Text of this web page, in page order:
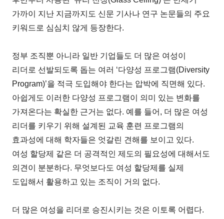
가까이 지난 지금까지도 신문 기사나 연구 논문들의 주요
키워드로 심심치 않게 등장한다.
정부 조직뿐 아니라 일반 기업들도 더 많은 여성이
리더로 선발되도록 돕는 여러 ‘다양성 프로그램(Diversity
Program)’을 적극 도입해야 한다는 압박에 직면해 있다.
아쉽게도 이러한 다양성 프로그램이 의미 있는 변화를
가져온다는 확실한 근거는 없다. 예를 들어, 더 많은 여성
리더를 키우기 위해 설계된 교육 훈련 프로그램의
효과성에 대해 학자들은 엇갈린 견해를 보이고 있다.
여성 할당제 같은 더 공격적인 제도의 필요성에 대해서도
의견이 분분하다. 무엇보다도 여성 할당제를 실제
도입해서 활용하고 있는 조직이 거의 없다.
더 많은 여성을 리더로 승진시키는 것은 이토록 어렵다.